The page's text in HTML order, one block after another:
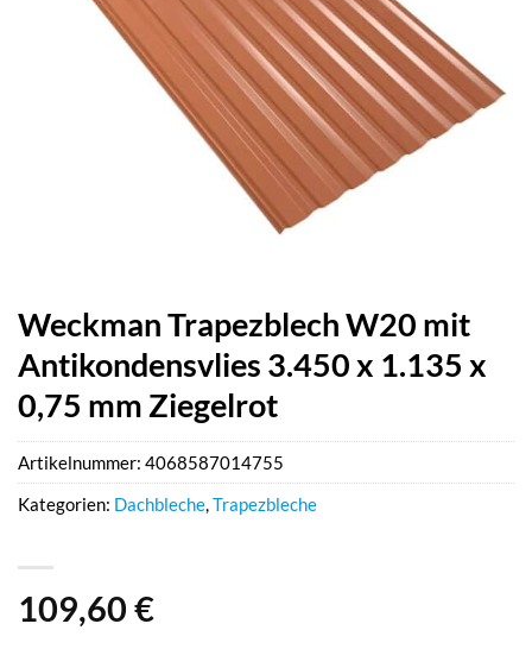
Weckman Trapezblech W20 mit
Antikondensvlies 3.450 x 1.135 x
0,75 mm Ziegelrot
109,60 €
Artikelnummer: 4068587014755
Kategorien: Dachbleche,Trapezbleche